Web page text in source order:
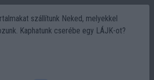
szállítunk Neked, melyekkel
Kaphatunk cserébe egy LÁJK-ot?